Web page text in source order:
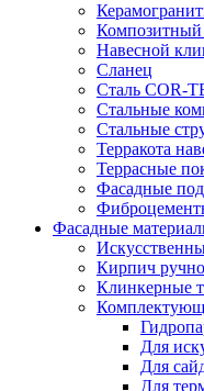
Композитный
Навесной
Сланец
Сталь COR-
Стальные
Стальные
Терракота
Террасные
Фасадные
Фасадные
Кирпич
Клинкерные
Для
Для
Для